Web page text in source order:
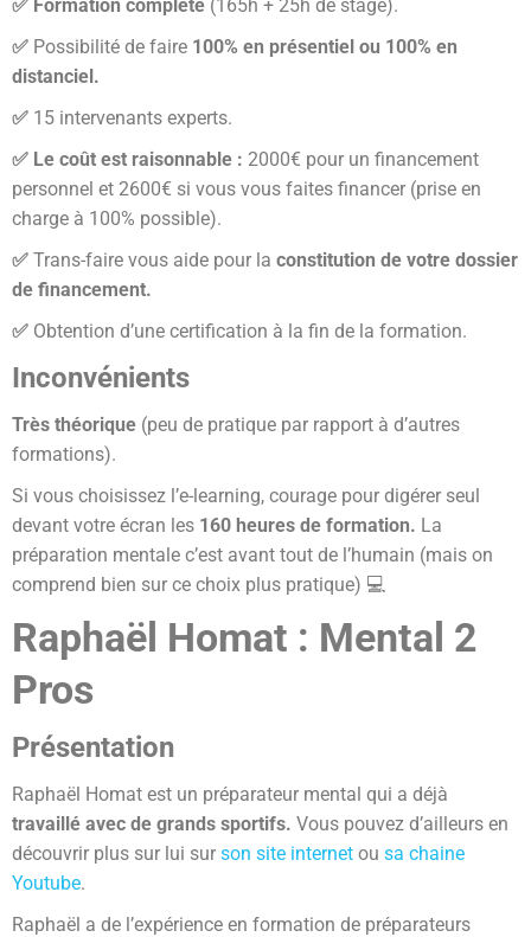
✅ Formation complète (165h + 25h de stage).
✅ Possibilité de faire 100% en présentiel ou 100% en
distanciel.
✅ 15 intervenants experts.
✅ Le coût est raisonnable : 2000€ pour un financement
personnel et 2600€ si vous vous faites financer (prise en
charge à 100% possible).
✅ Trans-faire vous aide pour la constitution de votre dossier
de financement.
✅ Obtention d’une certification à la fin de la formation.
Inconvénients
Très théorique (peu de pratique par rapport à d’autres
formations).
Si vous choisissez l’e-learning, courage pour digérer seul
devant votre écran les 160 heures de formation. La
préparation mentale c’est avant tout de l’humain (mais on
comprend bien sur ce choix plus pratique) 💻
Raphaël Homat : Mental 2
Pros
Présentation
Raphaël Homat est un préparateur mental qui a déjà
travaillé avec de grands sportifs. Vous pouvez d’ailleurs en
découvrir plus sur lui sur son site internet ou sa chaine
Youtube.
Raphaël a de l’expérience en formation de préparateurs